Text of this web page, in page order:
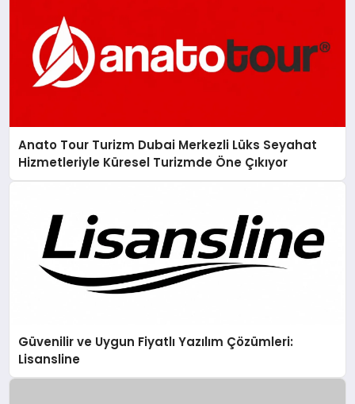
Anato Tour Turizm Dubai Merkezli Lüks Seyahat
Hizmetleriyle Küresel Turizmde Öne Çıkıyor
Güvenilir ve Uygun Fiyatlı Yazılım Çözümleri:
Lisansline